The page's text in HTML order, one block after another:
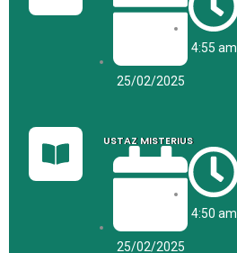
25/02/2025
4:55 am
USTAZ MISTERIUS
25/02/2025
4:50 am